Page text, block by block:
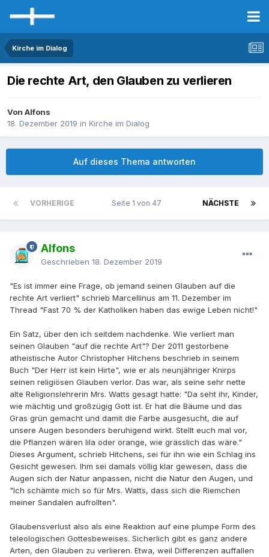
Kirche im Dialog
Die rechte Art, den Glauben zu verlieren
Von Alfons
18. Dezember 2019 in Kirche im Dialog
Auf dieses Thema antworten
VORHERIGE NÄCHSTE
Seite 1 von 47
Alfons
Geschrieben 18. Dezember 2019
"Es ist immer eine Frage, ob jemand seinen Glauben auf die
rechte Art verliert" schrieb Marcellinus am 11. Dezember im
Thread "Fast 70 % der Katholiken haben das ewige Leben nicht!"
Ein Satz, über den ich seitdem nachdenke. Wie verliert man
seinen Glauben "auf die rechte Art"? Der 2011 gestorbene
atheistische Autor Christopher Hitchens beschrieb in seinem
Buch "Der Herr ist kein Hirte", wie er als neunjähriger Knirps
seinen religiösen Glauben verlor. Das war, als seine sehr nette
alte Religionslehrerin Mrs. Watts gesagt hatte: "Da seht ihr, Kinder,
wie mächtig und großzügig Gott ist. Er hat die Bäume und das
Gras grün gemacht und damit die Farbe ausgesucht, die auf
unsere Augen besonders beruhigend wirkt. Stellt euch mal vor,
die Pflanzen wären lila oder orange, wie grässlich das wäre."
Dieses Argument, schrieb Hitchens, sei für ihn wie ein Schlag ins
Gesicht gewesen. Ihm sei damals völlig klar gewesen, dass die
Augen sich der Natur anpassen, nicht die Natur den Augen, und
"Ich schämte mich so für Mrs. Watts, dass sich die Riemchen
meiner Sandalen aufrollten".
Glaubensverlust also als eine Reaktion auf eine plumpe Form des
teleologischen Gottesbeweises. Sicherlich gibt es ganz andere
Arten, den Glauben zu verlieren. Etwa, weil Differenzen auffallen